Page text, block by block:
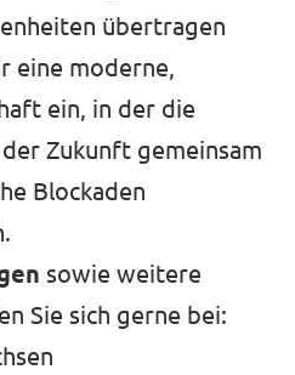
übertragen
eine moderne,
ein, in der die
Zukunft gemeinsam
Blockaden
sowie weitere
Sie sich gerne bei: